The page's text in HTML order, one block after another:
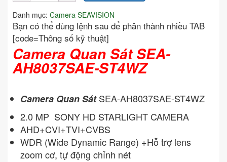
Danh mục: Camera SEAVISION
Bạn có thể dùng lệnh sau để phân thành nhiều TAB
[code=Thông số kỹ thuật]
Camera Quan Sát SEA-
AH8037SAE-ST4WZ
Camera Quan SátSEA-AH8037SAE-ST4WZ
2.0 MP SONY HD STARLIGHT CAMERA
AHD+CVI+TVI+CVBS
WDR (Wide Dynamic Range) +Hỗ trợ lens
zoom cơ, tự động chỉnh nét